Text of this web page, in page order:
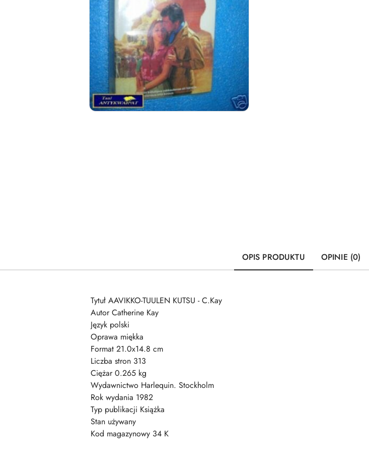
OPIS PRODUKTU OPINIE (0)
Tytuł AAVIKKO-TUULEN KUTSU - C.Kay
Autor Catherine Kay
Język polski
Oprawa miękka
Format 21.0x14.8 cm
Liczba stron 313
Ciężar 0.265 kg
Wydawnictwo Harlequin. Stockholm
Rok wydania 1982
Typ publikacji Książka
Stan używany
Kod magazynowy 34 K